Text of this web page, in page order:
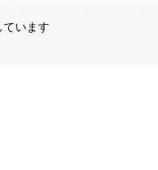
います